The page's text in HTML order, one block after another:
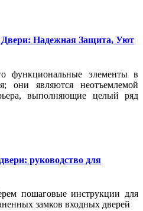
Надежная Защита, Уют
функциональные элементы в
они являются неотъемлемой
выполняющие целый ряд
руководство для
пошаговые инструкции для
замков входных дверей